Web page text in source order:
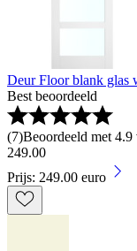
Deur Floor blank glas
Best beoordeeld
(7)Beoordeeld met
249.00
Prijs: 249.00 euro